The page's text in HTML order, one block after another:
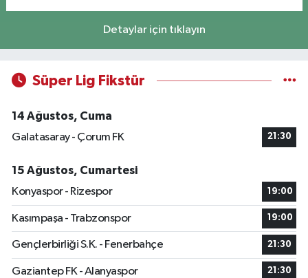
Detaylar için tıklayın
Süper Lig Fikstür
14 Ağustos, Cuma
Galatasaray - Çorum FK
21:30
15 Ağustos, Cumartesi
Konyaspor - Rizespor
19:00
Kasımpaşa - Trabzonspor 19:00
Gençlerbirliği S.K. - Fenerbahçe 21:30
Gaziantep FK - Alanyaspor 21:30